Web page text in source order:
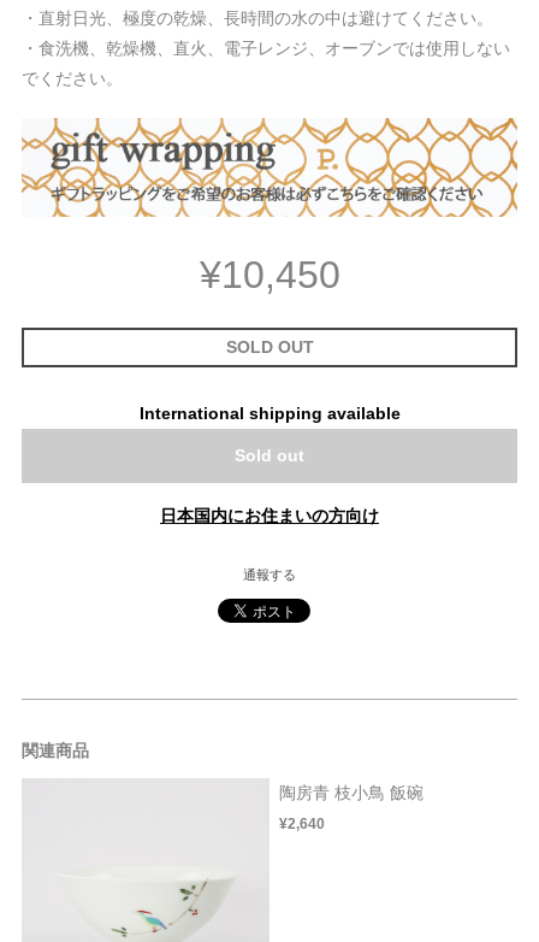
・直射日光、極度の乾燥、長時間の水の中は避けてください。
・食洗機、乾燥機、直火、電子レンジ、オーブンでは使用しない
でください。
¥10,450
SOLD OUT
International shipping available
Sold out
日本国内にお住まいの方向け
通報する
関連商品
陶房青 枝小鳥 飯碗
¥2,640